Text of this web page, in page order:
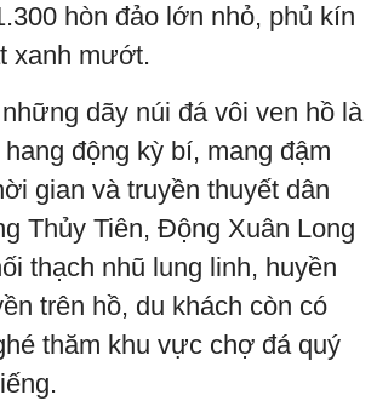
hòn đảo lớn nhỏ, phủ kín
xanh mướt.
dãy núi đá vôi ven hồ là
động kỳ bí, mang đậm
gian và truyền thuyết dân
Thủy Tiên, Động Xuân Long
thạch nhũ lung linh, huyền
trên hồ, du khách còn có
thăm khu vực chợ đá quý